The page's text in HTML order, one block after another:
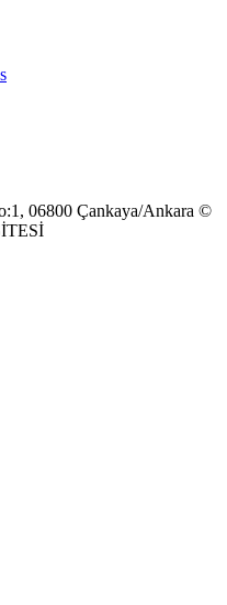
06800 Çankaya/Ankara ©